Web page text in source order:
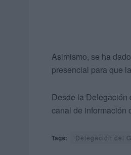
Asimismo, se ha
presencial para que
Desde la Delegación
canal de información
Tags: Delegación del